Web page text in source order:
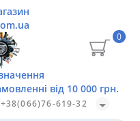
+38(066)76-619-32
0